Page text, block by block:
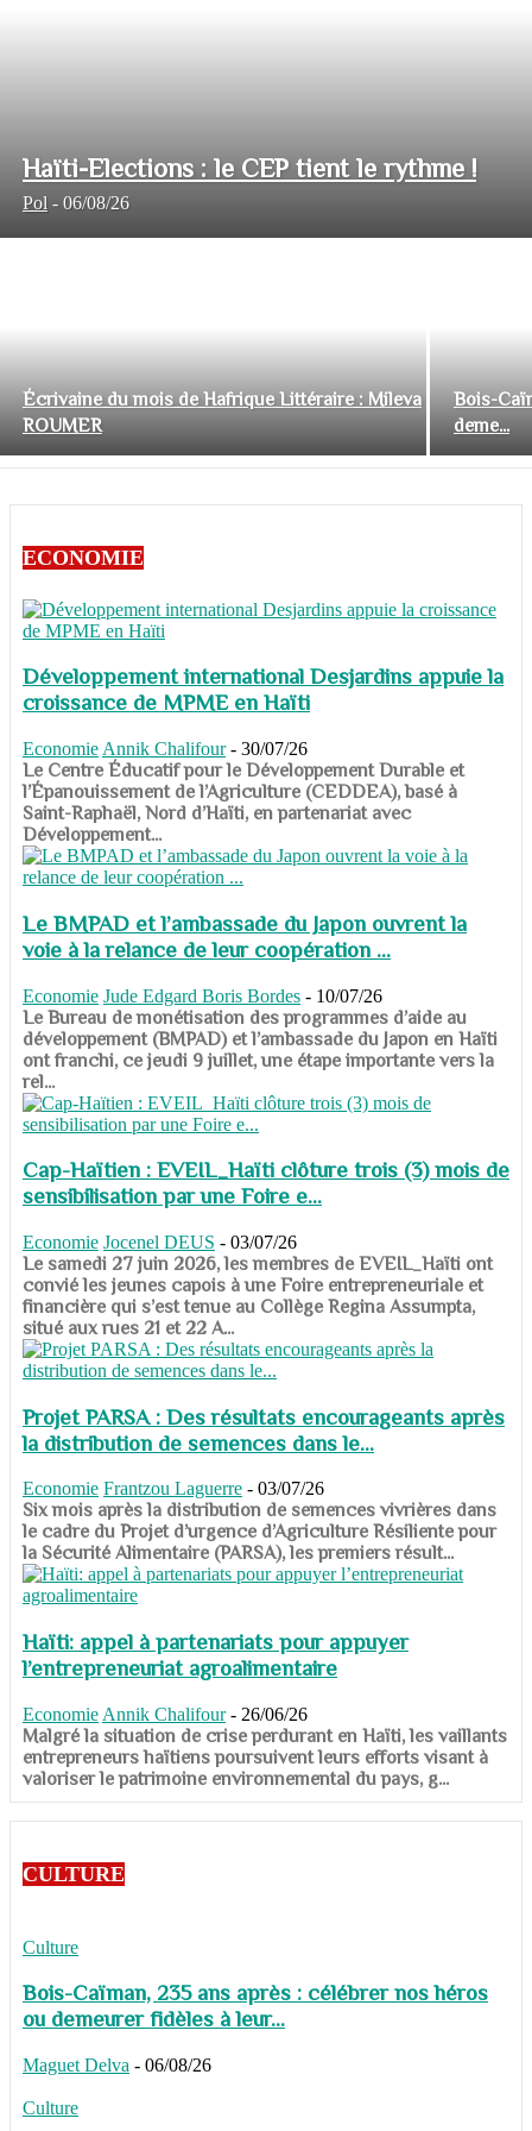
Haïti-Elections : le CEP tient le rythme !
Pol - 06/08/26
Écrivaine du mois de Hafrique Littéraire : Mileva
ROUMER
Bois-
deme...
ECONOMIE
Développement international Desjardins appuie la
croissance de MPME en Haïti
Economie Annik Chalifour - 30/07/26
​​​​​​​Le Centre Éducatif pour le Développement Durable et
l’Épanouissement de l’Agriculture (CEDDEA), basé à
Saint-Raphaël, Nord d’Haïti, en partenariat avec
Développement...
Le BMPAD et l’ambassade du Japon ouvrent la
voie à la relance de leur coopération ...
Economie Jude Edgard Boris Bordes - 10/07/26
​​​​​​​Le Bureau de monétisation des programmes d’aide au
développement (BMPAD) et l’ambassade du Japon en Haïti
ont franchi, ce jeudi 9 juillet, une étape importante vers la
rel...
Cap-Haïtien : EVEIL_Haïti clôture trois (3) mois de
sensibilisation par une Foire e...
Economie Jocenel DEUS - 03/07/26
Le samedi 27 juin 2026, les membres de EVEIL_Haïti ont
convié les jeunes capois à une Foire entrepreneuriale et
financière qui s’est tenue au Collège Regina Assumpta,
situé aux rues 21 et 22 A...
Projet PARSA : Des résultats encourageants après
la distribution de semences dans le...
Economie Frantzou Laguerre - 03/07/26
​​​​​​​Six mois après la distribution de semences vivrières dans
le cadre du Projet d’urgence d’Agriculture Résiliente pour
la Sécurité Alimentaire (PARSA), les premiers résult...
Haïti: appel à partenariats pour appuyer
l’entrepreneuriat agroalimentaire
Economie Annik Chalifour - 26/06/26
​​​​​​​Malgré la situation de crise perdurant en Haïti, les vaillants
entrepreneurs haïtiens poursuivent leurs efforts visant à
valoriser le patrimoine environnemental du pays, g...
CULTURE
Culture
Bois-Caïman, 235 ans après : célébrer nos héros
ou demeurer fidèles à leur...
Maguet Delva - 06/08/26
Culture